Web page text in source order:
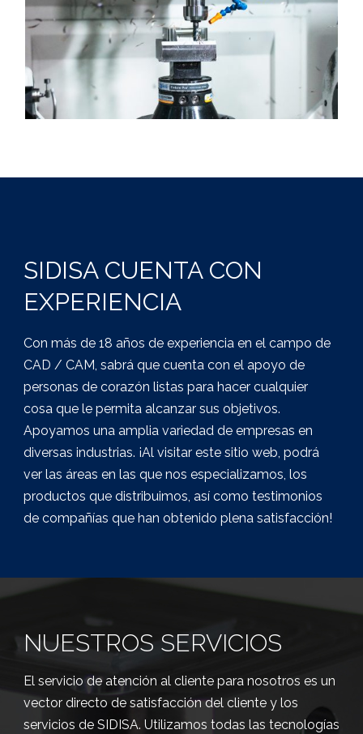
SIDISA CUENTA CON
EXPERIENCIA
Con más de 18 años de experiencia en el campo de
CAD / CAM, sabrá que cuenta con el apoyo de
personas de corazón listas para hacer cualquier
cosa que le permita alcanzar sus objetivos.
Apoyamos una amplia variedad de empresas en
diversas industrias. ¡Al visitar este sitio web, podrá
ver las áreas en las que nos especializamos, los
productos que distribuimos, así como testimonios
de compañías que han obtenido plena satisfacción!
NUESTROS SERVICIOS
El servicio de atención al cliente para nosotros es un
vector directo de satisfacción del cliente y los
servicios de SIDISA. Utilizamos todas las tecnologías